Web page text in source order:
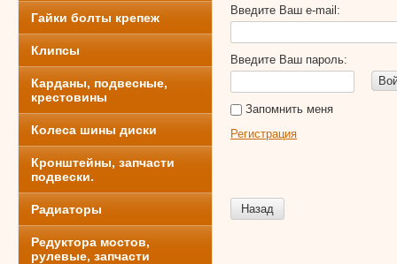
Гайки болты крепеж
Клипсы
Карданы, подвесные,
крестовины
Колеса шины диски
Кронштейны, запчасти
подвески.
Радиаторы
Редуктора мостов,
рулевые, запчасти
Введите Ваш e-mail:
Введите Ваш пароль:
Запомнить меня
Регистрация
Назад